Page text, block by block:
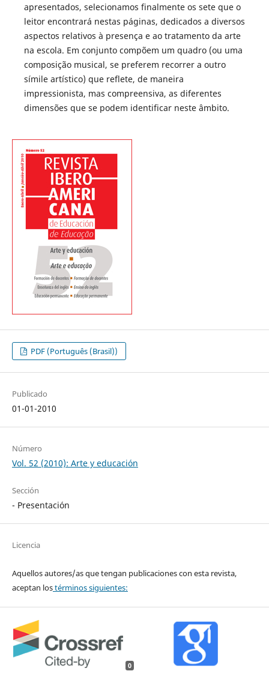
apresentados, selecionamos finalmente os sete que o
leitor encontrará nestas páginas, dedicados a diversos
aspectos relativos à presença e ao tratamento da arte
na escola. Em conjunto compõem um quadro (ou uma
composição musical, se preferem recorrer a outro
símile artístico) que reflete, de maneira
impressionista, mas compreensiva, as diferentes
dimensões que se podem identificar neste âmbito.
PDF (Português (Brasil))
Publicado
01-01-2010
Número
Vol. 52 (2010): Arte y educación
Sección
- Presentación
Licencia
Aquellos autores/as que tengan publicaciones con esta revista,
aceptan lostérminos siguientes:
0